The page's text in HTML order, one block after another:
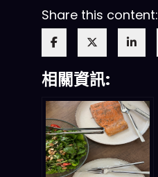
Share this content:
相關資訊: